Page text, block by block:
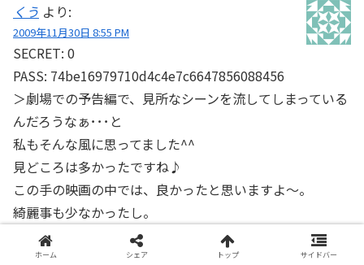
くう より:
2009年11月30日 8:55 PM
SECRET: 0
PASS: 74be16979710d4c4e7c6647856088456
＞劇場での予告編で、見所なシーンを流してしまっている
んだろうなぁ･･･と
私もそんな風に思ってました^^
見どころは多かったですね♪
この手の映画の中では、良かったと思いますよ～。
綺麗事も少なかったし。
(どっちかと言うと、生き残った人たちは貪欲すぎだし
ホーム シェア トップ サイドバー